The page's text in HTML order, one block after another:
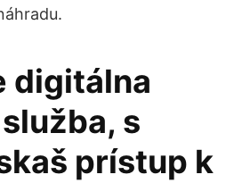
digitálna
s
prístup k